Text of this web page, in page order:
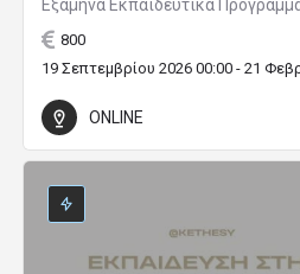
Εξάμηνα Εκπαιδευτικά
800
19 Σεπτεμβρίου 2026 00:00 - 21
ONLINE